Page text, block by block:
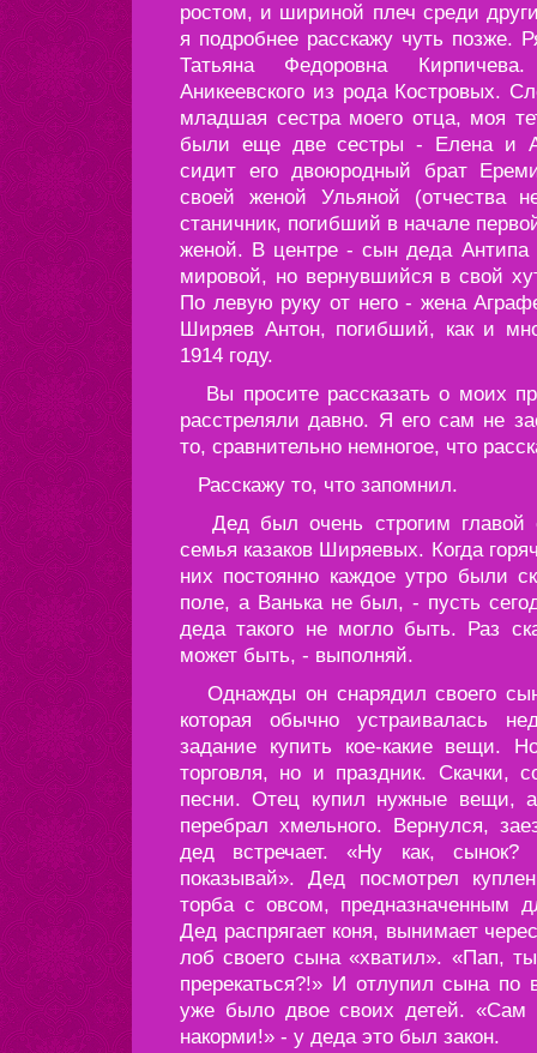
ростом, и шириной плеч среди
я подробнее расскажу чуть позже.
Татьяна Федоровна
Аникеевского из рода Костровых.
младшая сестра моего отца, моя
были еще две сестры - Елена и
сидит его двоюродный брат
своей женой Ульяной (отчества
станичник, погибший в начале
женой. В центре - сын деда Антипа
мировой, но вернувшийся в свой
По левую руку от него - жена
Ширяев Антон, погибший, как и
1914 году.
Вы просите рассказать о моих
расстреляли давно. Я его сам не
то, сравнительно немногое, что
Расскажу то, что запомнил.
Дед был очень строгим главой
семья казаков Ширяевых. Когда
них постоянно каждое утро были
поле, а Ванька не был, - пусть
деда такого не могло быть. Раз
может быть, - выполняй.
Однажды он снарядил своего
которая обычно устраивалась
задание купить кое-какие вещи.
торговля, но и праздник. Скачки,
песни. Отец купил нужные вещи, а
перебрал хмельного. Вернулся,
дед встречает. «Ну как,
показывай». Дед посмотрел
торба с овсом, предназначенным
Дед распрягает коня, вынимает
лоб своего сына «хватил». «Пап,
пререкаться?!» И отлупил сына по
уже было двое своих детей. «Сам
накорми!» - у деда это был закон.